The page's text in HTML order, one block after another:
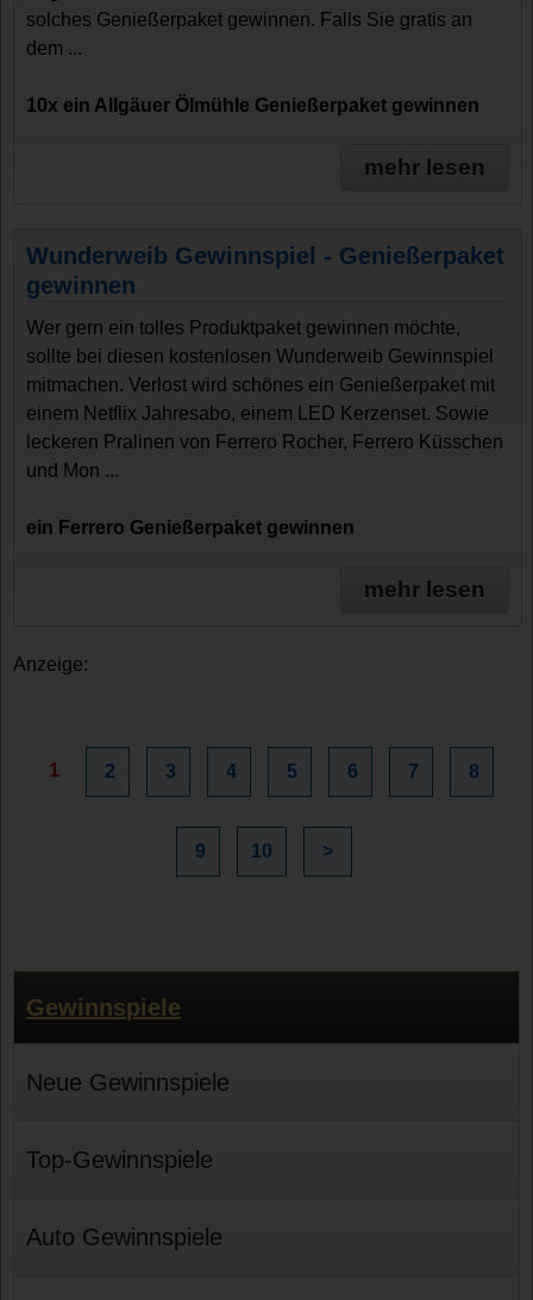
solches Genießerpaket gewinnen. Falls Sie gratis an
dem ...
10x ein Allgäuer Ölmühle Genießerpaket gewinnen
mehr lesen
Wunderweib Gewinnspiel - Genießerpaket
gewinnen
Wer gern ein tolles Produktpaket gewinnen möchte,
sollte bei diesen kostenlosen Wunderweib Gewinnspiel
mitmachen. Verlost wird schönes ein Genießerpaket mit
einem Netflix Jahresabo, einem LED Kerzenset. Sowie
leckeren Pralinen von Ferrero Rocher, Ferrero Küsschen
und Mon ...
ein Ferrero Genießerpaket gewinnen
mehr lesen
Anzeige:
1 2 3 4 5 6 7 8
9 10 >
Gewinnspiele
Neue Gewinnspiele
Top-Gewinnspiele
Auto Gewinnspiele